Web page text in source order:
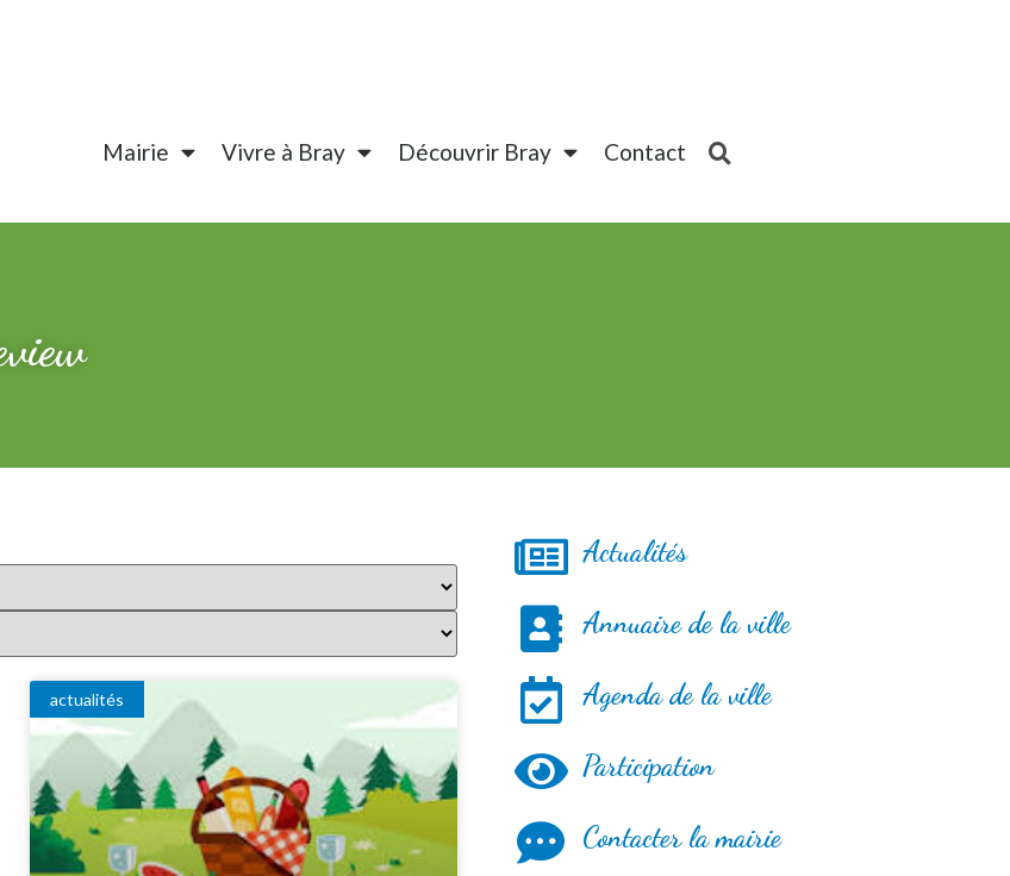
Mairie Vivre à Bray Découvrir Bray Contact
actualités
Actualités
Annuaire de la ville
Agenda de la ville
Participation
Contacter la mairie